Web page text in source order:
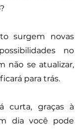
surgem novas
no
não se atualizar,
para trás.
curta, graças à
dia você pode